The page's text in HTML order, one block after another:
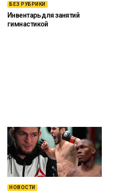
БЕЗ РУБРИКИ
Инвентарь для занятий
гимнастикой
НОВОСТИ